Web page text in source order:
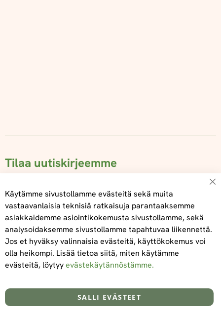
Tilaa uutiskirjeemme
Tilaa
Tietoa meistä
Toimitus- ja maksuehdot
Käytämme sivustollamme evästeitä sekä muita
vastaavanlaisia teknisiä ratkaisuja parantaaksemme
asiakkaidemme asiointikokemusta sivustollamme, sekä
analysoidaksemme sivustollamme tapahtuvaa liikennettä.
Jos et hyväksy valinnaisia evästeitä, käyttökokemus voi
olla heikompi. Lisää tietoa siitä, miten käytämme
evästeitä, löytyyevästekäytännöstämme.
SALLI EVÄSTEET